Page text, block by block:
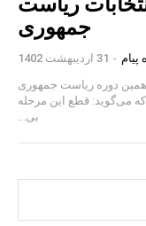
جمهوری
پیام - 31 اردیبهشت 1402
دوره ریاست جمهوری
که می‌گوید: قطع این مرحله
بی...